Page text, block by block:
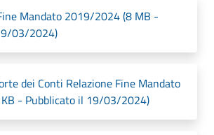
Mandato 2019/2024 (8 MB -
03/2024)
dei Conti Relazione Fine Mandato
- Pubblicato il 19/03/2024)